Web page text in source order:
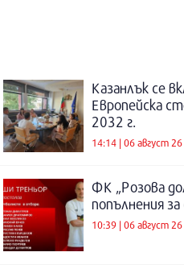
Казанлък се
Европейска
2032 г.
14:14 | 06 август 26
ФК „Розова
попълнения
10:39 | 06 август 26